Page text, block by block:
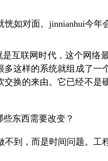
如对面。jinnianhui今
互联网时代，这个网
这样的系统就组成了
换的来由。它已经不
东西需要改变？
到，而是时间问题。